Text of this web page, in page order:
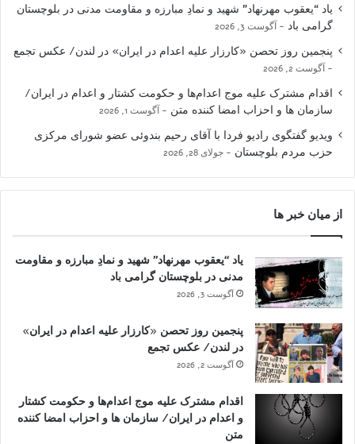
یاد “یعقوب مهرنهاد” شهید و نمادِ مبارزه و مقاومت مدنی در بلوچستان
گرامی باد
آگوست 3, 2026
پنجمین روز تحصن «کارزار علیه اعدام در ایران» در لندن/ عکس تجمع
آگوست 2, 2026
اقدام مشترک علیه موج اعدام‌ها و حکومت کشتار و اعدام در ایران/
سازمان ها و احزاب امضا کننده متن
آگوست 1, 2026
ویدیو گفتگوی رادیو فردا با آقای رحیم بندوئی عضو شورای مرکزی
حزب مردم بلوچستان
جولای 28, 2026
از میان خبر ها
یاد “یعقوب مهرنهاد” شهید و نمادِ مبارزه و مقاومت
مدنی در بلوچستان گرامی باد
آگوست 3, 2026
پنجمین روز تحصن «کارزار علیه اعدام در ایران»
در لندن/ عکس تجمع
آگوست 2, 2026
اقدام مشترک علیه موج اعدام‌ها و حکومت کشتار
و اعدام در ایران/ سازمان ها و احزاب امضا کننده
متن